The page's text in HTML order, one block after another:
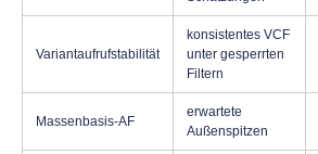
Variantaufrufstabilität
konsistentes VCF
unter gesperrten
Filtern
Massenbasis-AF
erwartete
Außenspitzen